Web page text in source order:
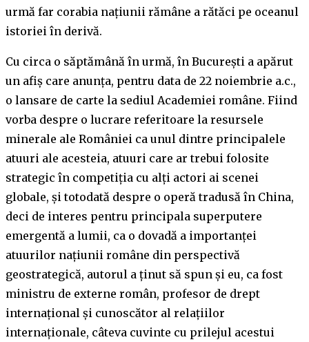
urmă far corabia națiunii rămâne a rătăci pe oceanul
istoriei în derivă.
Cu circa o săptămână în urmă, în București a apărut
un afiș care anunța, pentru data de 22 noiembrie a.c.,
o lansare de carte la sediul Academiei române. Fiind
vorba despre o lucrare referitoare la resursele
minerale ale României ca unul dintre principalele
atuuri ale acesteia, atuuri care ar trebui folosite
strategic în competiția cu alți actori ai scenei
globale, și totodată despre o operă tradusă în China,
deci de interes pentru principala superputere
emergentă a lumii, ca o dovadă a importanței
atuurilor națiunii române din perspectivă
geostrategică, autorul a ținut să spun și eu, ca fost
ministru de externe român, profesor de drept
internațional și cunoscător al relațiilor
internaționale, câteva cuvinte cu prilejul acestui